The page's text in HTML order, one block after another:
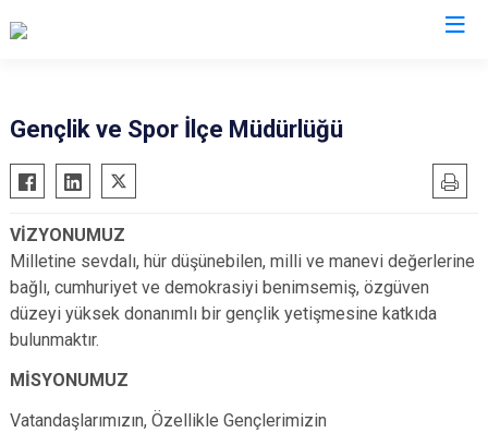
Akçadağ
Arapgir
Arguvan
Battalgazi
Darende
Doğanşehir
Doğanyol
Pütürge
Yazıhan
Gençlik ve Spor İlçe Müdürlüğü
VİZYONUMUZ
Milletine sevdalı, hür düşünebilen, milli ve manevi değerlerine
bağlı, cumhuriyet ve demokrasiyi benimsemiş, özgüven
düzeyi yüksek donanımlı bir gençlik yetişmesine katkıda
bulunmaktır.
MİSYONUMUZ
Vatandaşlarımızın, Özellikle Gençlerimizin